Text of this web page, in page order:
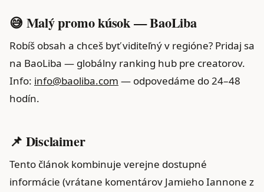
😅 Malý promo kúsok — BaoLiba
Robíš obsah a chceš byť viditeľný v regióne? Pridaj sa
na BaoLiba — globálny ranking hub pre creatorov.
Info: info@baoliba.com — odpovedáme do 24–48
hodín.
📌 Disclaimer
Tento článok kombinuje verejne dostupné
informácie (vrátane komentárov Jamieho Iannone z